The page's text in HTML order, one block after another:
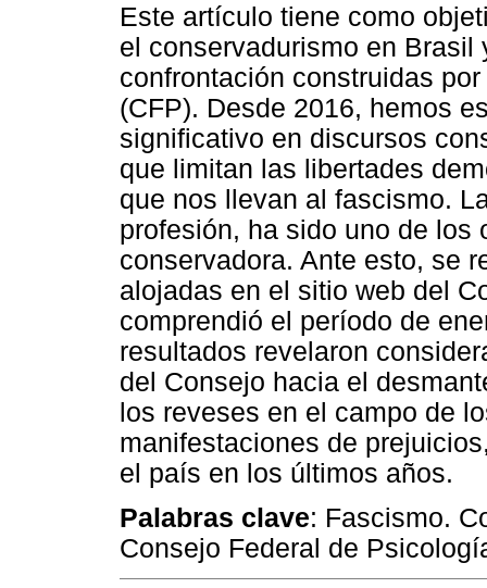
Este artículo tiene como
el conservadurismo en
confrontación construidas
(CFP). Desde 2016, hemos
significativo en discursos
que limitan las libertades
que nos llevan al fascismo.
profesión, ha sido uno de los
conservadora. Ante esto, se
alojadas en el sitio web del
comprendió el período de
resultados revelaron
del Consejo hacia el
los reveses en el campo de
manifestaciones de
el país en los últimos años.
Palabras clave: Fascismo.
Consejo Federal de